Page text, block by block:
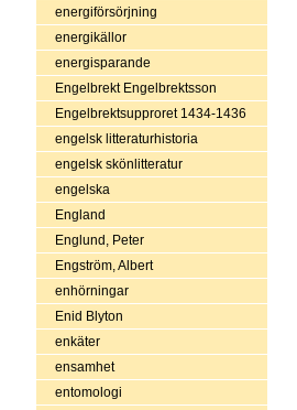
energiförsörjning
energikällor
energisparande
Engelbrekt Engelbrektsson
Engelbrektsupproret 1434-1436
engelsk litteraturhistoria
engelsk skönlitteratur
engelska
England
Englund, Peter
Engström, Albert
enhörningar
Enid Blyton
enkäter
ensamhet
entomologi